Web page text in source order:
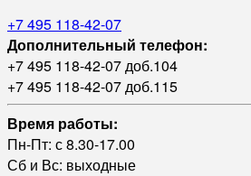
+7 495 118-42-07
Дополнительный телефон:
+7 495 118-42-07 доб.104
+7 495 118-42-07 доб.115
Время работы:
Пн-Пт: с 8.30-17.00
Сб и Вс: выходные